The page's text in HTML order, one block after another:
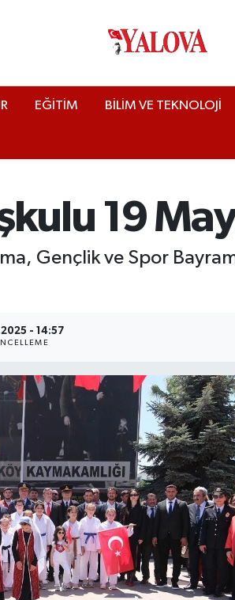
EĞİTİM BİLİM VE TEKNOLOJİ
19
Gençlik ve Spor
- 14:57